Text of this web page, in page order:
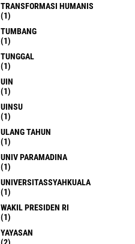
TRANSFORMASI HUMANIS
(1)
TUMBANG
(1)
TUNGGAL
(1)
UIN
(1)
UINSU
(1)
ULANG TAHUN
(1)
UNIV PARAMADINA
(1)
UNIVERSITASSYAHKUALA
(1)
WAKIL PRESIDEN RI
(1)
YAYASAN